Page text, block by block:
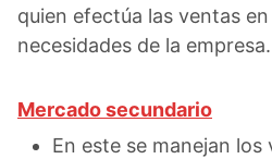
quien efectúa las ventas
necesidades de la empresa.
Mercado secundario
En este se manejan los